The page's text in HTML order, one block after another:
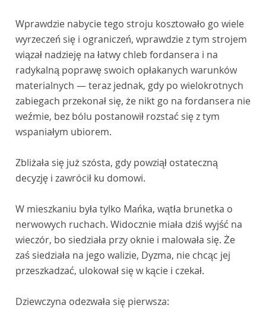
Wprawdzie nabycie tego stroju kosztowało go wiele
wyrzeczeń się i ograniczeń, wprawdzie z tym strojem
wiązał nadzieję na łatwy chleb fordansera i na
radykalną poprawę swoich opłakanych warunków
materialnych — teraz jednak, gdy po wielokrotnych
zabiegach przekonał się, że nikt go na fordansera nie
weźmie, bez bólu postanowił rozstać się z tym
wspaniałym ubiorem.
Zbliżała się już szósta, gdy powziął ostateczną
decyzję i zawrócił ku domowi.
W mieszkaniu była tylko Mańka, wątła brunetka o
nerwowych ruchach. Widocznie miała dziś wyjść na
wieczór, bo siedziała przy oknie i malowała się. Że
zaś siedziała na jego walizie, Dyzma, nie chcąc jej
przeszkadzać, ulokował się w kącie i czekał.
Dziewczyna odezwała się pierwsza: